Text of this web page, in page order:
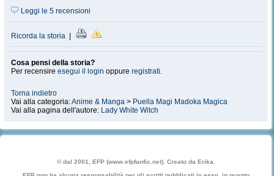
Leggi le 5 recensioni
Ricorda la storia
Cosa pensi della storia?
Per recensire esegui il login oppure registrati.
Torna indietro
Vai alla categoria:Anime & Manga > Puella Magi Madoka Magica
Vai alla pagina dell'autore: Lady White Witch
© dal 2001, EFP (www.efpfanfic.net). Creato da Erika.